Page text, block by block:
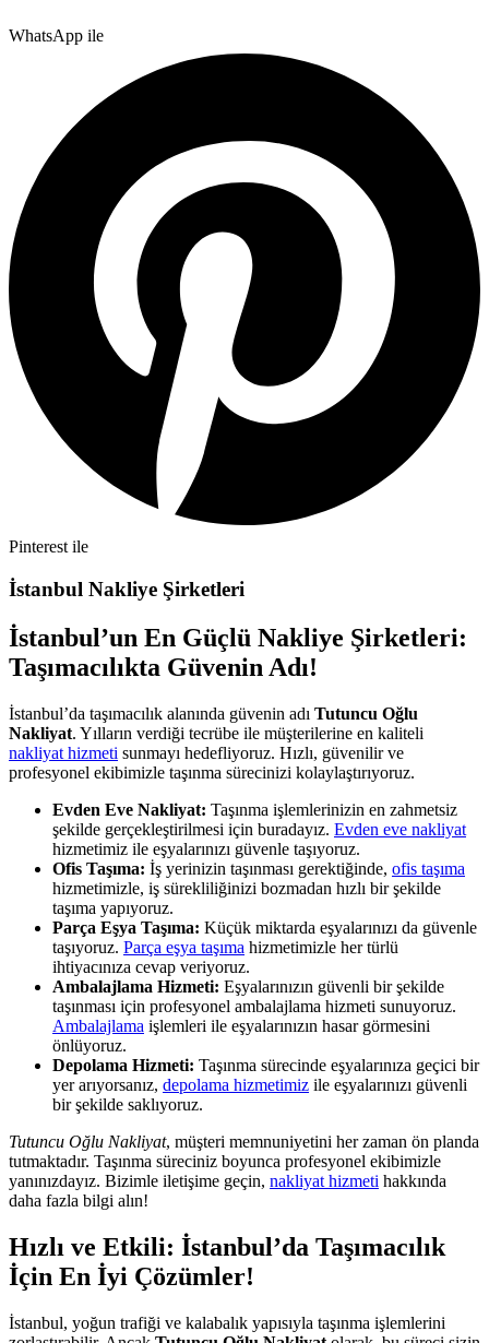
WhatsApp ile
Pinterest ile
İstanbul Nakliye Şirketleri
İstanbul’un En Güçlü Nakliye Şirketleri:
Taşımacılıkta Güvenin Adı!
İstanbul’da taşımacılık alanında güvenin adı Tutuncu Oğlu
Nakliyat. Yılların verdiği tecrübe ile müşterilerine en kaliteli
nakliyat hizmeti sunmayı hedefliyoruz. Hızlı, güvenilir ve
profesyonel ekibimizle taşınma sürecinizi kolaylaştırıyoruz.
Evden Eve Nakliyat: Taşınma işlemlerinizin en zahmetsiz
şekilde gerçekleştirilmesi için buradayız. Evden eve nakliyat
hizmetimiz ile eşyalarınızı güvenle taşıyoruz.
Ofis Taşıma: İş yerinizin taşınması gerektiğinde, ofis taşıma
hizmetimizle, iş sürekliliğinizi bozmadan hızlı bir şekilde
taşıma yapıyoruz.
Parça Eşya Taşıma: Küçük miktarda eşyalarınızı da güvenle
taşıyoruz. Parça eşya taşıma hizmetimizle her türlü
ihtiyacınıza cevap veriyoruz.
Ambalajlama Hizmeti: Eşyalarınızın güvenli bir şekilde
taşınması için profesyonel ambalajlama hizmeti sunuyoruz.
Ambalajlama işlemleri ile eşyalarınızın hasar görmesini
önlüyoruz.
Depolama Hizmeti: Taşınma sürecinde eşyalarınıza geçici bir
yer arıyorsanız, depolama hizmetimiz ile eşyalarınızı güvenli
bir şekilde saklıyoruz.
Tutuncu Oğlu Nakliyat, müşteri memnuniyetini her zaman ön planda
tutmaktadır. Taşınma süreciniz boyunca profesyonel ekibimizle
yanınızdayız. Bizimle iletişime geçin, nakliyat hizmeti hakkında
daha fazla bilgi alın!
Hızlı ve Etkili: İstanbul’da Taşımacılık
İçin En İyi Çözümler!
İstanbul, yoğun trafiği ve kalabalık yapısıyla taşınma işlemlerini